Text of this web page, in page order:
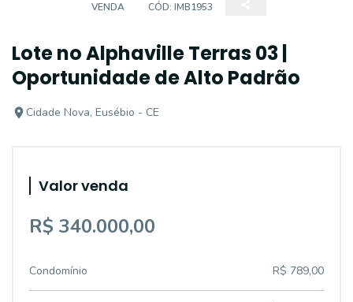
VENDA CÓD: IMB1953
Lote no Alphaville Terras 03 |
Oportunidade de Alto Padrão
Cidade Nova, Eusébio - CE
Valor venda
R$ 340.000,00
Condomínio R$ 789,00